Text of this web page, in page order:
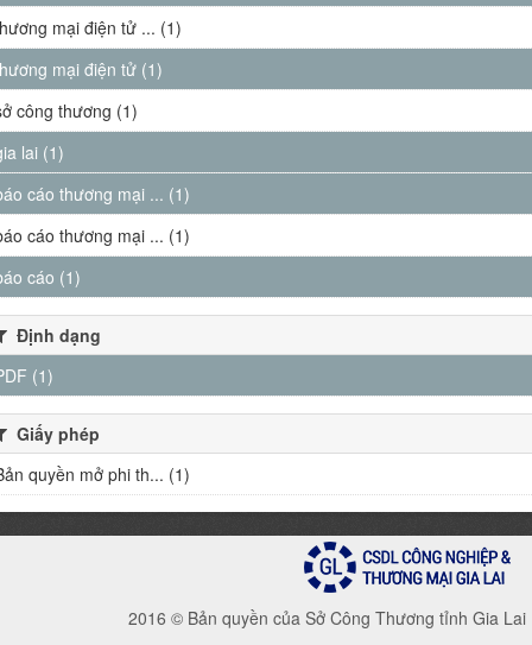
mại điện tử ... (1)
mại điện tử (1)
công thương (1)
lai (1)
cáo thương mại ... (1)
cáo thương mại ... (1)
cáo (1)
Định dạng
(1)
Giấy phép
quyền mở phi th... (1)
2016 © Bản quyền của Sở Công Thương tỉnh Gia Lai